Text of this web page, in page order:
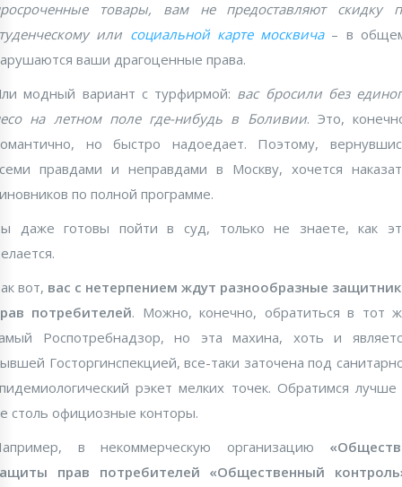
товары, вам не предоставляют скидку
или социальной карте москвича– в
ваши драгоценные права.
модный вариант с турфирмой: вас бросили без
на летном поле где-нибудь в Боливии. Это,
но быстро надоедает. Поэтому,
правдами и неправдами в Москву, хочется
по полной программе.
даже готовы пойти в суд, только не знаете, как
вот, вас с нетерпением ждут разнообразные
потребителей. Можно, конечно, обратиться в тот
Роспотребнадзор, но эта махина, хоть и
Госторгинспекцией, все-таки заточена под
рэкет мелких точек. Обратимся лучше
столь официозные конторы.
в некоммерческую организацию
прав потребителей «Общественный